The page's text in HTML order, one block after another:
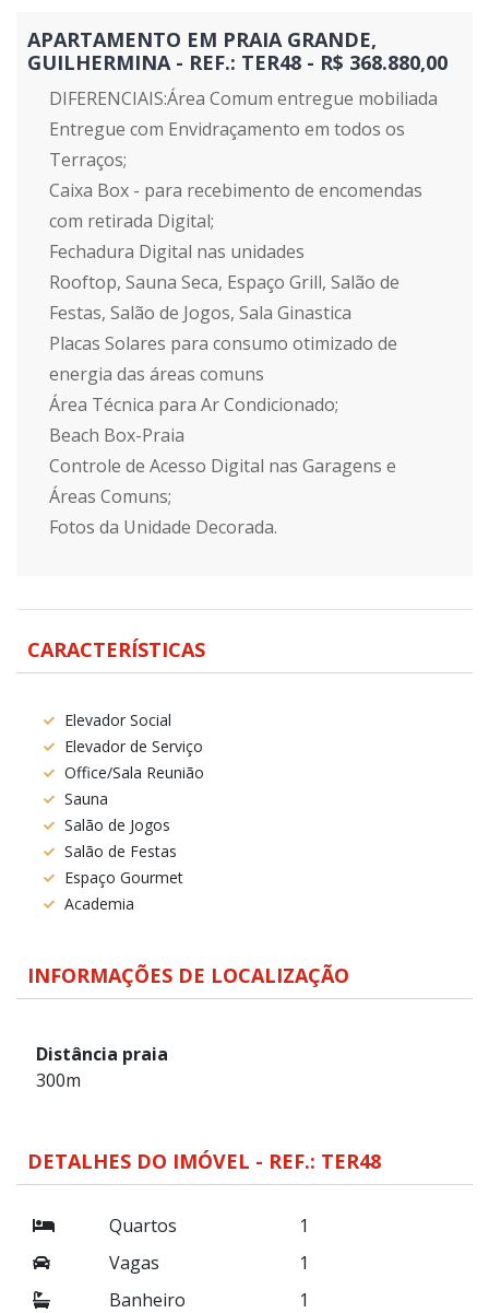
APARTAMENTO EM PRAIA GRANDE,
GUILHERMINA - REF.: TER48 - R$ 368.880,00
DIFERENCIAIS:Área Comum entregue mobiliada
Entregue com Envidraçamento em todos os
Terraços;
Caixa Box - para recebimento de encomendas
com retirada Digital;
Fechadura Digital nas unidades
Rooftop, Sauna Seca, Espaço Grill, Salão de
Festas, Salão de Jogos, Sala Ginastica
Placas Solares para consumo otimizado de
energia das áreas comuns
Área Técnica para Ar Condicionado;
Beach Box-Praia
Controle de Acesso Digital nas Garagens e
Áreas Comuns;
Fotos da Unidade Decorada.
CARACTERÍSTICAS
Elevador Social
Elevador de Serviço
Office/Sala Reunião
Sauna
Salão de Jogos
Salão de Festas
Espaço Gourmet
Academia
INFORMAÇÕES DE LOCALIZAÇÃO
Distância praia
300m
DETALHES DO IMÓVEL - REF.: TER48
Quartos
1
Vagas
1
Banheiro
1